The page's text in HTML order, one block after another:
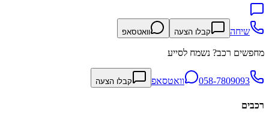
שיחה קבלו הצעה וואטסאפ
מחפשים רכב? נשמח לסייע
058-7809093 וואטסאפ קבלו הצעה
רכבים